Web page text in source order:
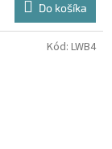
Do košíka
Kód: LWB4